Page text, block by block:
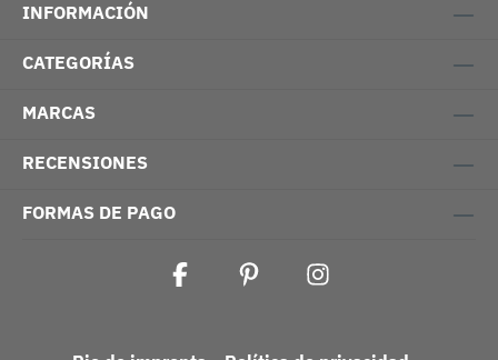
INFORMACIÓN
CATEGORÍAS
MARCAS
RECENSIONES
FORMAS DE PAGO